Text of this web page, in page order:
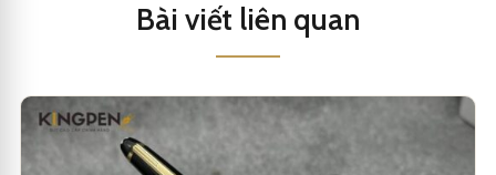
Bài viết liên quan